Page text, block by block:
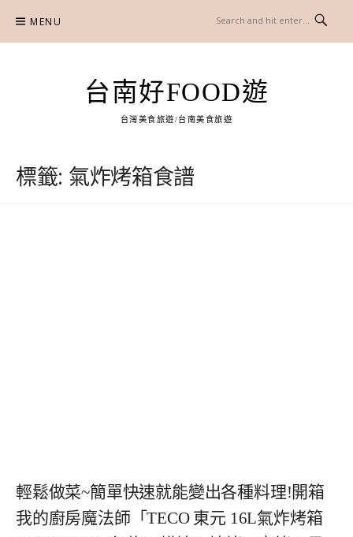
content
MENU
台南好FOOD遊
台灣美食旅遊/台南美食旅遊
標籤: 氣炸烤箱食譜
輕鬆做菜~簡單快速就能變出各種料理!開箱
我的廚房魔法師「TECO 東元 16L氣炸烤箱